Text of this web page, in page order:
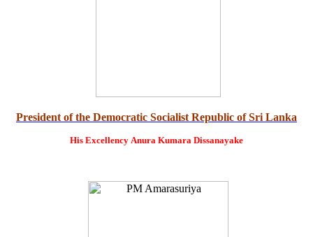
President of the Democratic Socialist Republic of Sri Lanka
His Excellency Anura Kumara Dissanayake